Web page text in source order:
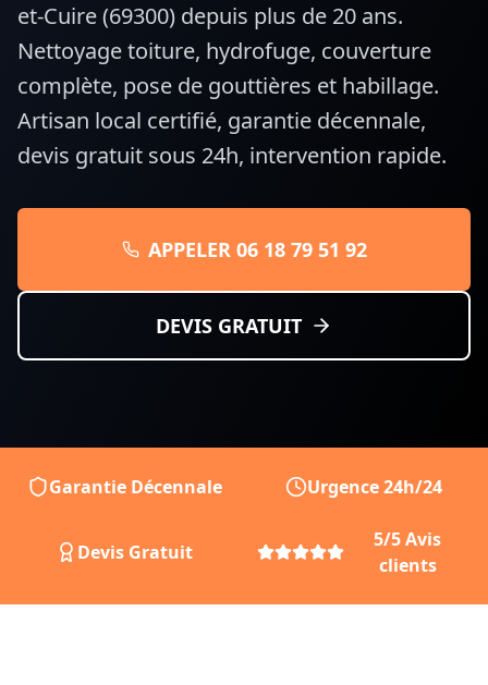
et-Cuire(69300) depuis plus de 20 ans.
Nettoyage toiture, hydrofuge, couverture
complète, pose de gouttières et habillage.
Artisan local certifié, garantie décennale,
devis gratuit sous 24h, intervention rapide.
APPELER 06 18 79 51 92
DEVIS GRATUIT
Garantie Décennale Urgence 24h/24
Devis Gratuit
5/5 Avis
clients